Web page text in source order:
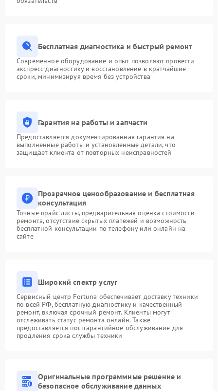
Бесплатная диагностика и быстрый ремонт
Современное оборудование и опыт позволяют провести
экспресс-диагностику и восстановление в кратчайшие
сроки, минимизируя время без устройства
Гарантия на работы и запчасти
Предоставляется документированная гарантия на
выполненные работы и установленные детали, что
защищает клиента от повторных неисправностей
Прозрачное ценообразование и бесплатная
консультация
Точные прайс-листы, предварительная оценка стоимости
ремонта, отсутствие скрытых платежей и возможность
бесплатной консультации по телефону или онлайн на
сайте
Широкий спектр услуг
Сервисный центр Fortuna обеспечивает доставку техники
по всей РФ, бесплатную диагностику и качественный
ремонт, включая срочный ремонт. Клиенты могут
отслеживать статус ремонта онлайн. Также
предоставляется постгарантийное обслуживание для
продления срока службы техники
Оригинальные программные решение и
безопасное обслуживание данных